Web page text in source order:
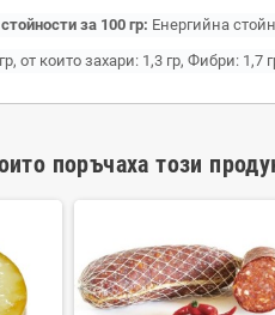
за 100 гр: Енергийна
от които захари: 1,3 гр, Фибри: 1,7
поръчаха този